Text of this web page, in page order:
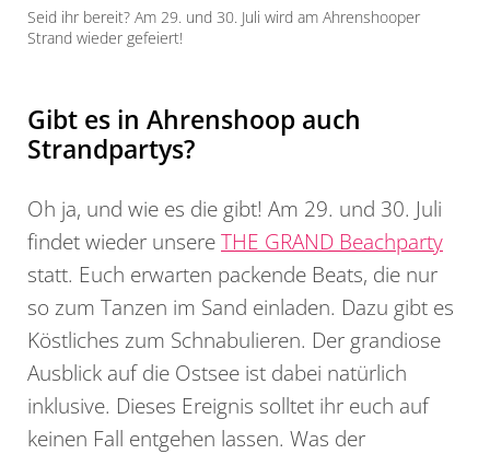
Seid ihr bereit? Am 29. und 30. Juli wird am Ahrenshooper
Strand wieder gefeiert!
Gibt es in Ahrenshoop auch
Strandpartys?
Oh ja, und wie es die gibt! Am 29. und 30. Juli
findet wieder unsereTHE GRAND Beachparty
statt. Euch erwarten packende Beats, die nur
so zum Tanzen im Sand einladen. Dazu gibt es
Köstliches zum Schnabulieren. Der grandiose
Ausblick auf die Ostsee ist dabei natürlich
inklusive. Dieses Ereignis solltet ihr euch auf
keinen Fall entgehen lassen. Was der